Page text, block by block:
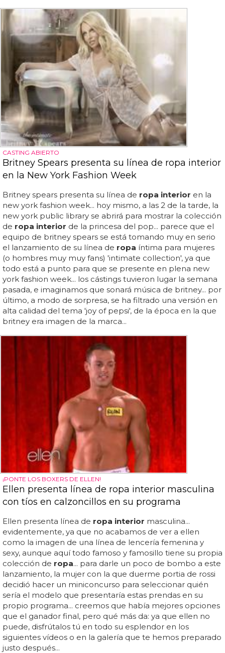
CASTING ABIERTO
Britney Spears presenta su línea de ropa interior
en la New York Fashion Week
Britney spears presenta su línea de ropa interior en la
new york fashion week... hoy mismo, a las 2 de la tarde, la
new york public library se abrirá para mostrar la colección
de ropa interior de la princesa del pop... parece que el
equipo de britney spears se está tomando muy en serio
el lanzamiento de su línea de ropa íntima para mujeres
(o hombres muy muy fans) 'intimate collection', ya que
todo está a punto para que se presente en plena new
york fashion week... los cástings tuvieron lugar la semana
pasada, e imaginamos que sonará música de britney... por
último, a modo de sorpresa, se ha filtrado una versión en
alta calidad del tema 'joy of pepsi', de la época en la que
britney era imagen de la marca...
¡PONTE LOS BOXERS DE ELLEN!
Ellen presenta línea de ropa interior masculina
con tíos en calzoncillos en su programa
Ellen presenta línea de ropa interior masculina...
evidentemente, ya que no acabamos de ver a ellen
como la imagen de una línea de lencería femenina y
sexy, aunque aquí todo famoso y famosillo tiene su propia
colección de ropa... para darle un poco de bombo a este
lanzamiento, la mujer con la que duerme portia de rossi
decidió hacer un miniconcurso para seleccionar quién
sería el modelo que presentaría estas prendas en su
propio programa... creemos que había mejores opciones
que el ganador final, pero qué más da: ya que ellen no
puede, disfrútalos tú en todo su esplendor en los
siguientes vídeos o en la galería que te hemos preparado
justo después...